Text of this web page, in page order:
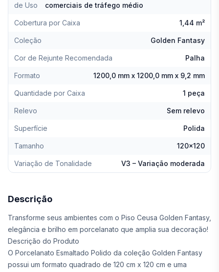
de Uso
comerciais de tráfego médio
Cobertura por Caixa 1,44 m²
Coleção Golden Fantasy
Cor de Rejunte Recomendada Palha
Formato 1200,0 mm x 1200,0 mm x 9,2 mm
Quantidade por Caixa 1 peça
Relevo Sem relevo
Superfície Polida
Tamanho 120x120
Variação de Tonalidade V3 – Variação moderada
Descrição
Transforme seus ambientes com o Piso Ceusa Golden Fantasy,
elegância e brilho em porcelanato que amplia sua decoração!
Descrição do Produto
O Porcelanato Esmaltado Polido da coleção Golden Fantasy
possui um formato quadrado de 120 cm x 120 cm e uma